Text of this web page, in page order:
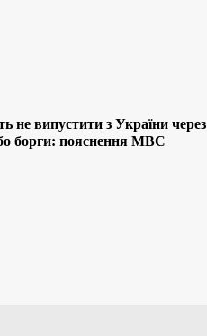
не випустити з України через
борги: пояснення МВС